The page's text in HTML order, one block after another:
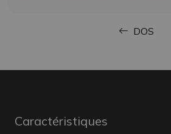
DOS
Caractéristiques